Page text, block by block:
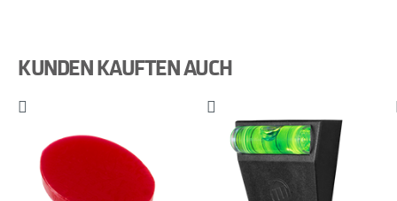
KUNDEN KAUFTEN AUCH